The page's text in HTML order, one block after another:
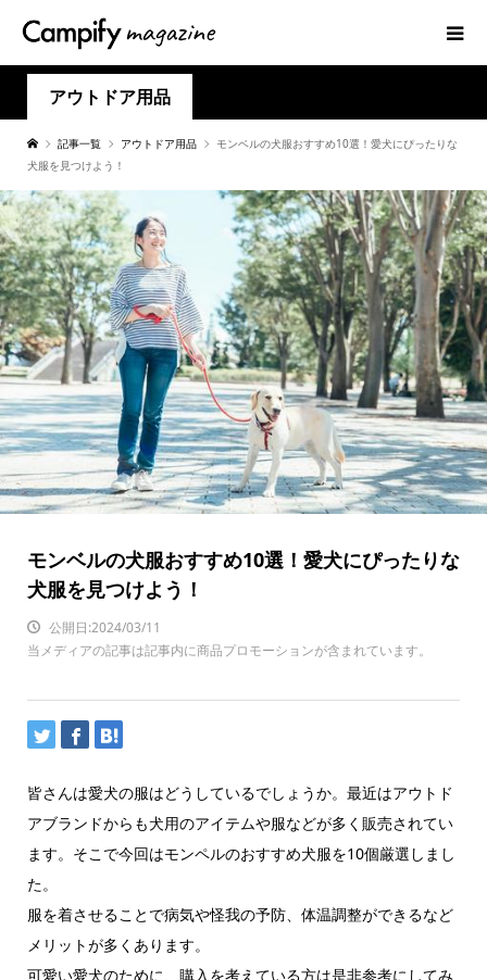
アウトドア用品
記事一覧 アウトドア用品
モンベルの犬服おすすめ10選！愛犬にぴったりな
犬服を見つけよう！
モンベルの犬服おすすめ10選！愛犬にぴったりな
犬服を見つけよう！
公開日:2024/03/11
当メディアの記事は記事内に商品プロモーションが含まれています。
皆さんは愛犬の服はどうしているでしょうか。最近はアウトド
アブランドからも犬用のアイテムや服などが多く販売されてい
ます。そこで今回はモンペルのおすすめ犬服を10個厳選しまし
た。
服を着させることで病気や怪我の予防、体温調整ができるなど
メリットが多くあります。
可愛い愛犬のために、購入を考えている方は是非参考にしてみ